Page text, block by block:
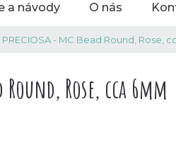
a návody O nás
PRECIOSA - MC Bead Round, Rose,
Round, Rose, cca 6mm